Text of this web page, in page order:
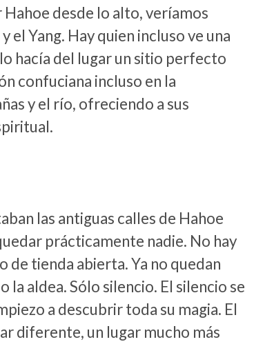
desde lo alto, veríamos
el Yang. Hay quien incluso ve una
hacía del lugar un sitio perfecto
confuciana incluso en la
y el río, ofreciendo a sus
las antiguas calles de Hahoe
prácticamente nadie. No hay
de tienda abierta. Ya no quedan
aldea. Sólo silencio. El silencio se
a descubrir toda su magia. El
diferente, un lugar mucho más